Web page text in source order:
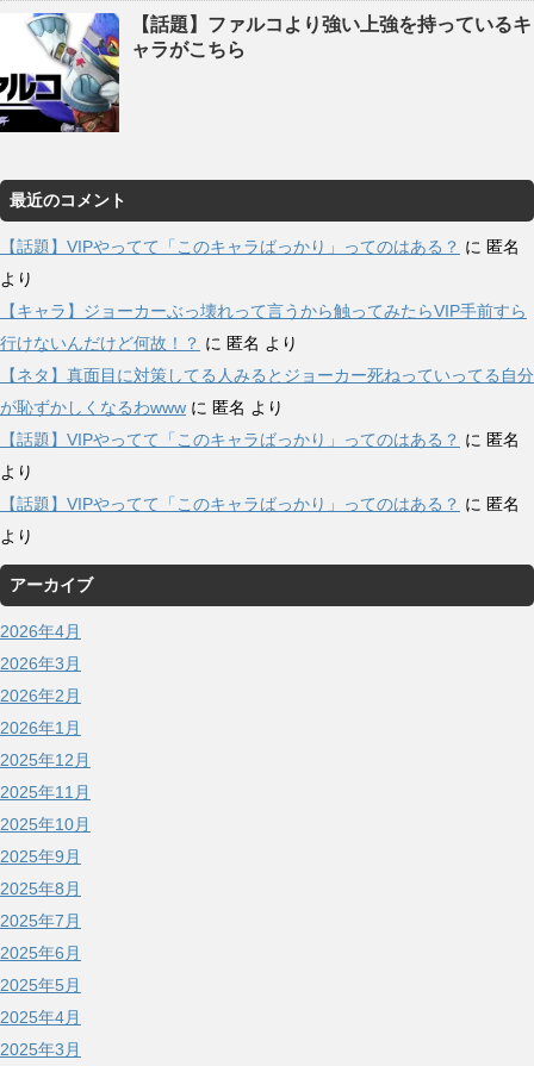
【話題】ファルコより強い上強を持っているキ
ャラがこちら
最近のコメント
【話題】VIPやってて「このキャラばっかり」ってのはある？ に 匿名
より
【キャラ】ジョーカーぶっ壊れって言うから触ってみたらVIP手前すら
行けないんだけど何故！？ に 匿名 より
【ネタ】真面目に対策してる人みるとジョーカー死ねっていってる自分
が恥ずかしくなるわwww に 匿名 より
【話題】VIPやってて「このキャラばっかり」ってのはある？ に 匿名
より
【話題】VIPやってて「このキャラばっかり」ってのはある？ に 匿名
より
アーカイブ
2026年4月
2026年3月
2026年2月
2026年1月
2025年12月
2025年11月
2025年10月
2025年9月
2025年8月
2025年7月
2025年6月
2025年5月
2025年4月
2025年3月